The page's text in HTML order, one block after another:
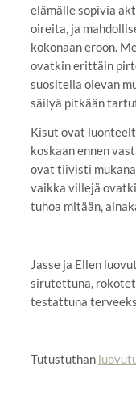
elämälle sopivia
oireita, ja
kokonaan eroon.
ovatkin erittäin
suositella olevan
säilyä pitkään
Kisut ovat
koskaan ennen
ovat tiivisti
vaikka villejä
tuhoa mitään,
Jasse ja Ellen
sirutettuna,
testattuna
Tutustuthan